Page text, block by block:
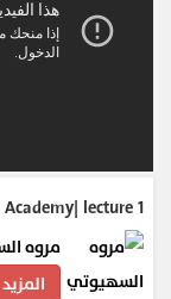
lecture 1
مروه